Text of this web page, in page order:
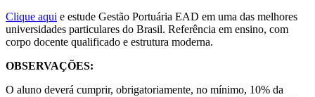
Clique aqui e estude Gestão Portuária EAD em uma das melhores
universidades particulares do Brasil. Referência em ensino, com
corpo docente qualificado e estrutura moderna.
OBSERVAÇÕES:
O aluno deverá cumprir, obrigatoriamente, no mínimo, 10% da